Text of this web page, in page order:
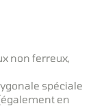
non ferreux,
spéciale
en